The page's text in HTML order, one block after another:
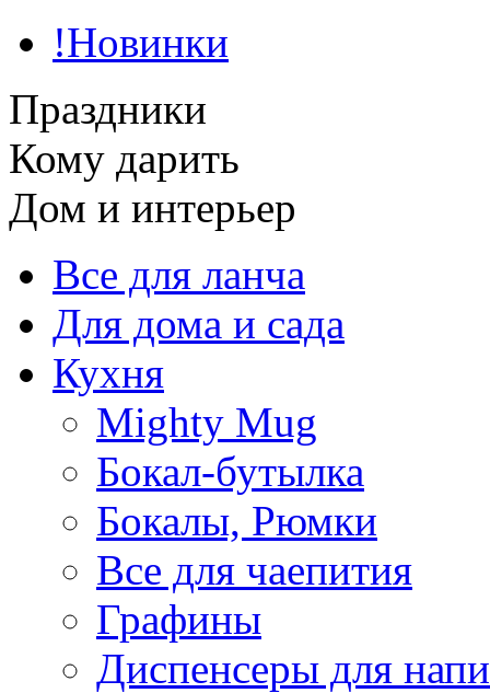
!Новинки
Праздники
Кому дарить
Дом и интерьер
Все для ланча
Для дома и сада
Кухня
Mighty Mug
Бокал-бутылка
Бокалы, Рюмки
Все для чаепития
Графины
Диспенсеры для